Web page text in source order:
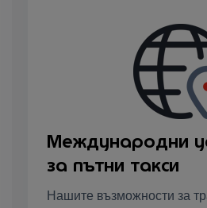
Международни
за пътни такси
Нашите възможности за